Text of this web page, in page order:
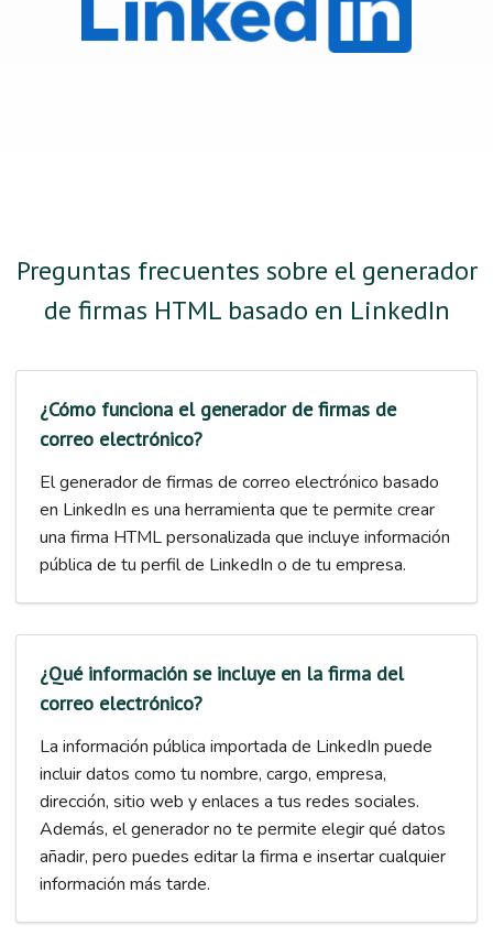
Preguntas frecuentes sobre el generador
de firmas HTML basado en LinkedIn
¿Cómo funciona el generador de firmas de
correo electrónico?
El generador de firmas de correo electrónico basado
en LinkedIn es una herramienta que te permite crear
una firma HTML personalizada que incluye información
pública de tu perfil de LinkedIn o de tu empresa.
¿Qué información se incluye en la firma del
correo electrónico?
La información pública importada de LinkedIn puede
incluir datos como tu nombre, cargo, empresa,
dirección, sitio web y enlaces a tus redes sociales.
Además, el generador no te permite elegir qué datos
añadir, pero puedes editar la firma e insertar cualquier
información más tarde.